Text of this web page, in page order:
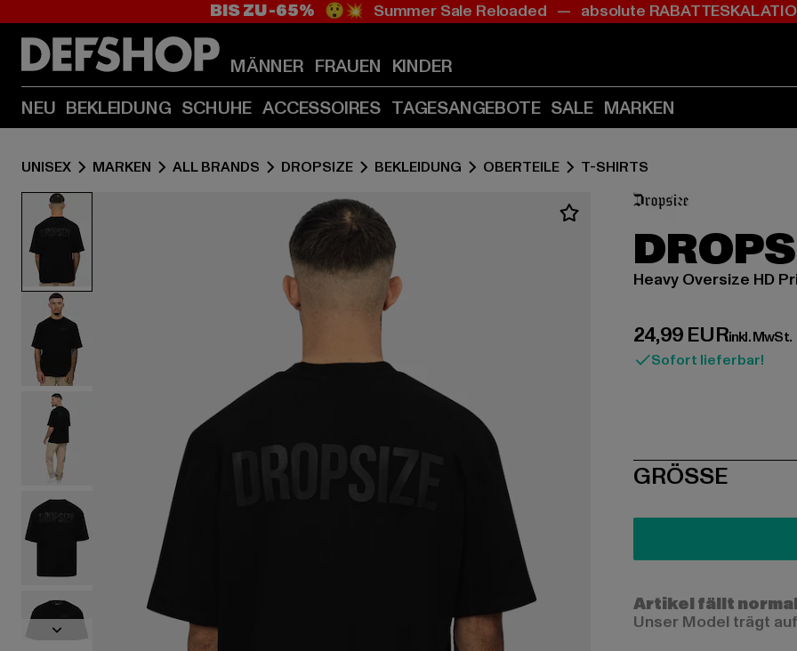
Zum
(Enter
drücken)
Zum
(Enter
drücken)
BIS ZU -65% 😲💥 Summer Sale Reloaded — absolute
MÄNNER FRAUEN KINDER
NEU BEKLEIDUNG SCHUHE ACCESSOIRES TAGESANGEBOTE SALE MARKEN
UNISEX MARKEN ALL BRANDS DROPSIZE BEKLEIDUNG OBERTEILE T-SHIRTS
Heavy Oversize HD
24,99 EUR
Derzeitiger Preis:
inkl. MwSt.
Sofort lieferbar!
SIZE
GRÖSSE
Artikel fällt
Unser Model trägt